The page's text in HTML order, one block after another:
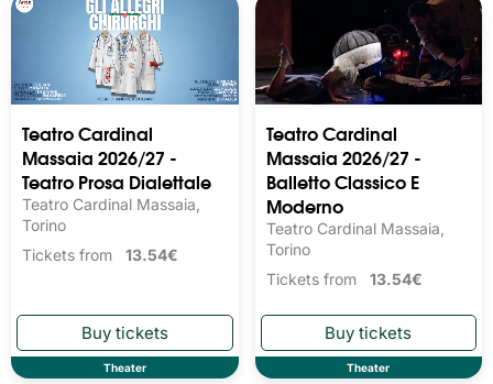
Teatro Cardinal
Massaia 2026/27 -
Teatro Prosa Dialettale
Teatro Cardinal Massaia,
Torino
Tickets from 13.54€
Theater
Teatro Cardinal
Massaia 2026/27 -
Balletto Classico E
Moderno
Teatro Cardinal Massaia,
Torino
Tickets from 13.54€
Theater